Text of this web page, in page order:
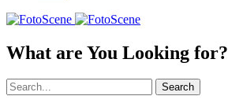
What are You Looking for?
Search